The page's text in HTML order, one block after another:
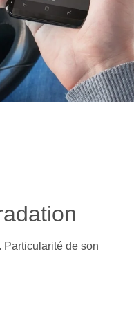
Particularité de son